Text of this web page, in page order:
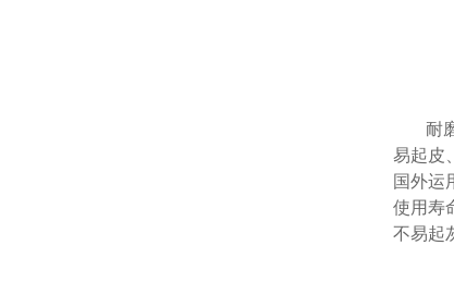
耐
易起皮
国外运
使用寿
不易起